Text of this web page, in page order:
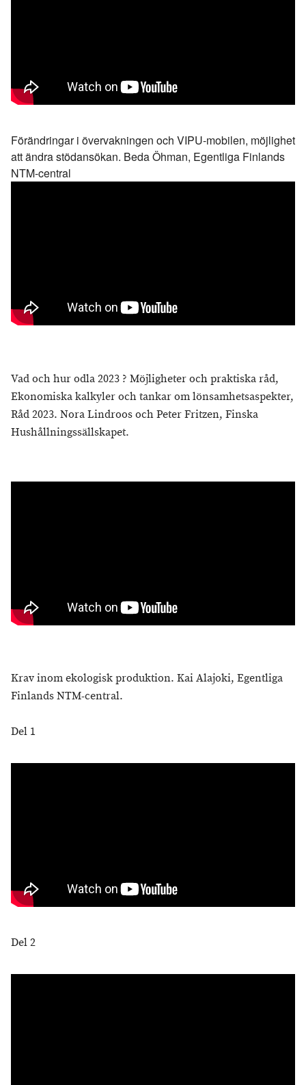
Förändringar i övervakningen och VIPU-mobilen, möjlighet
att ändra stödansökan. Beda Öhman, Egentliga Finlands
NTM-central
Vad och hur odla 2023 ? Möjligheter och praktiska råd,
Ekonomiska kalkyler och tankar om lönsamhetsaspekter,
Råd 2023. Nora Lindroos och Peter Fritzen, Finska
Hushållningssällskapet.
Krav inom ekologisk produktion. Kai Alajoki, Egentliga
Finlands NTM-central.
Del 1
Del 2